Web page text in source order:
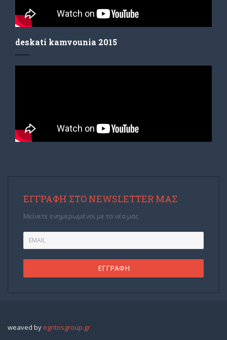
deskati kamvounia 2015
ΕΓΓΡΑΦΉ ΣΤΟ NEWSLETTER ΜΑΣ
Μείνετε ενημερωμένοι με τα νέα μας
weaved by egritosgroup.gr